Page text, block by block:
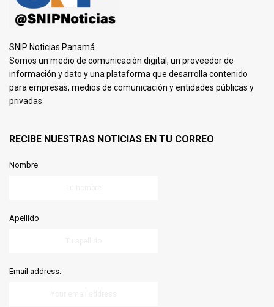
SNIP Noticias Panamá
Somos un medio de comunicación digital, un proveedor de
información y dato y una plataforma que desarrolla contenido
para empresas, medios de comunicación y entidades públicas y
privadas.
RECIBE NUESTRAS NOTICIAS EN TU CORREO
Nombre
Apellido
Email address: